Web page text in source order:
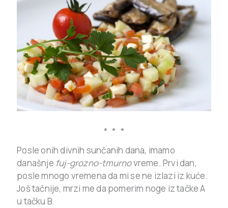
* * *
Posle onih divnih sunčanih dana, imamo
današnje fuj-grozno-tmurnovreme. Prvi dan,
posle mnogo vremena da mi se ne izlazi iz kuće.
Još tačnije, mrzi me da pomerim noge iz tačke A
u tačku B.